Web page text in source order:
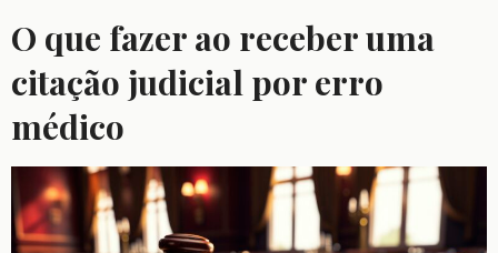
O que fazer ao receber uma
citação judicial por erro
médico